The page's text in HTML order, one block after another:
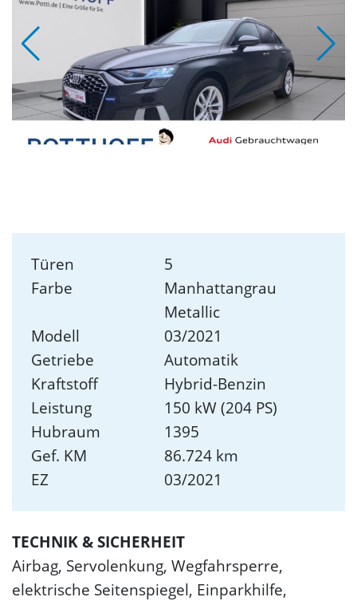
Türen
5
Farbe
Manhattangrau
Metallic
Modell
03/2021
Getriebe
Automatik
Kraftstoff
Hybrid-Benzin
Leistung
150 kW (204 PS)
Hubraum
1395
Gef. KM
86.724 km
EZ
03/2021
TECHNIK & SICHERHEIT
Airbag, Servolenkung, Wegfahrsperre,
elektrische Seitenspiegel, Einparkhilfe,